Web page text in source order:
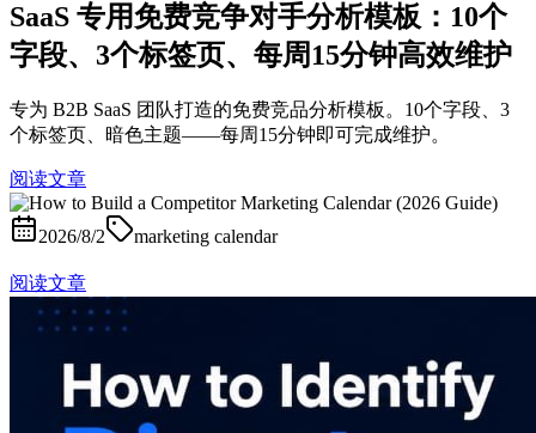
SaaS 专用免费竞争对手分析模板：10个
字段、3个标签页、每周15分钟高效维护
专为 B2B SaaS 团队打造的免费竞品分析模板。10个字段、3
个标签页、暗色主题——每周15分钟即可完成维护。
阅读文章
2026/8/2 marketing calendar
阅读文章